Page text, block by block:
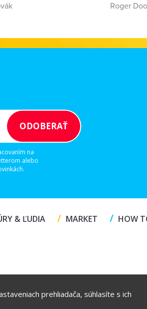
prehliadača, súhlasíte s ich
Roger
na
alebo
& ĽUDIA / MARKET / HOW